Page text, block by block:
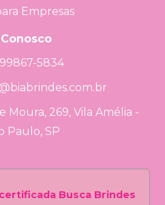
Empresas
99867-5834
Moura, 269, Vila Amélia -
Paulo, SP
Busca Brindes